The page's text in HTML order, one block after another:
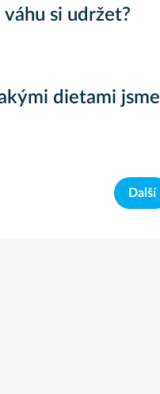
si udržet?
dietami jsme
Další